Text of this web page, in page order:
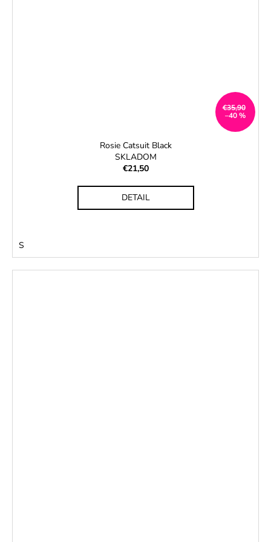
€35,90
–40 %
Rosie Catsuit Black
SKLADOM
€21,50
DETAIL
S